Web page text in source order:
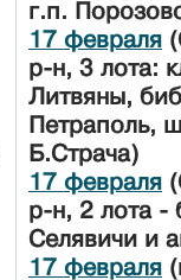
г.п.
17 февраля
р-н, 3 лота:
Литвяны,
Петраполь,
Б.Страча)
17 февраля
р-н, 2 лота -
Селявичи и
17 февраля